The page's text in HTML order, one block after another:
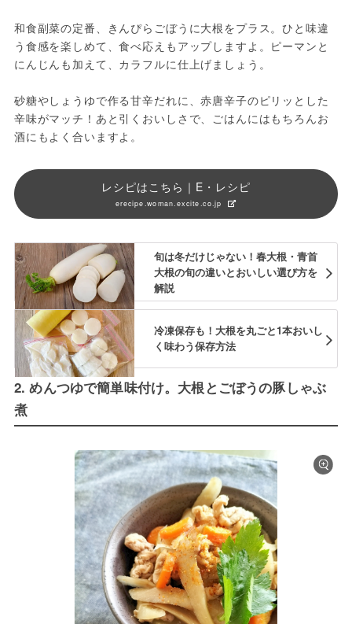
和食副菜の定番、きんぴらごぼうに大根をプラス。ひと味違
う食感を楽しめて、食べ応えもアップしますよ。ピーマンと
にんじんも加えて、カラフルに仕上げましょう。
砂糖やしょうゆで作る甘辛だれに、赤唐辛子のピリッとした
辛味がマッチ！あと引くおいしさで、ごはんにはもちろんお
酒にもよく合いますよ。
レシピはこちら｜E・レシピ
erecipe.woman.excite.co.jp
旬は冬だけじゃない！春大根・青首
大根の旬の違いとおいしい選び方を
解説
冷凍保存も！大根を丸ごと1本おいし
く味わう保存方法
2. めんつゆで簡単味付け。大根とごぼうの豚しゃぶ
煮